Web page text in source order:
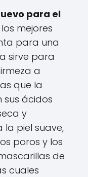
para el
mejores
para una
sirve para
a
que la
ácidos
y
piel suave,
poros y los
de
cuales